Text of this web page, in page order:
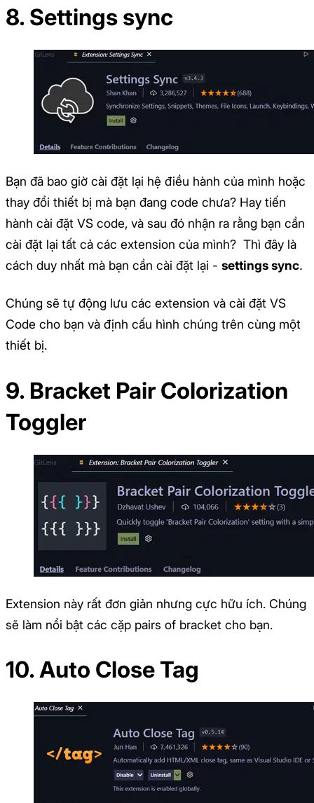
8. Settings sync
Bạn đã bao giờ cài đặt lại hệ điều hành của mình hoặc
thay đổi thiết bị mà bạn đang code chưa? Hay tiến
hành cài đặt VS code, và sau đó nhận ra rằng bạn cần
cài đặt lại tất cả các extension của mình? Thì đây là
cách duy nhất mà bạn cần cài đặt lại - settings sync.
Chúng sẽ tự động lưu các extension và cài đặt VS
Code cho bạn và định cấu hình chúng trên cùng một
thiết bị.
9. Bracket Pair Colorization
Toggler
Extension này rất đơn giản nhưng cực hữu ích. Chúng
sẽ làm nổi bật các cặp pairs of bracket cho bạn.
10. Auto Close Tag